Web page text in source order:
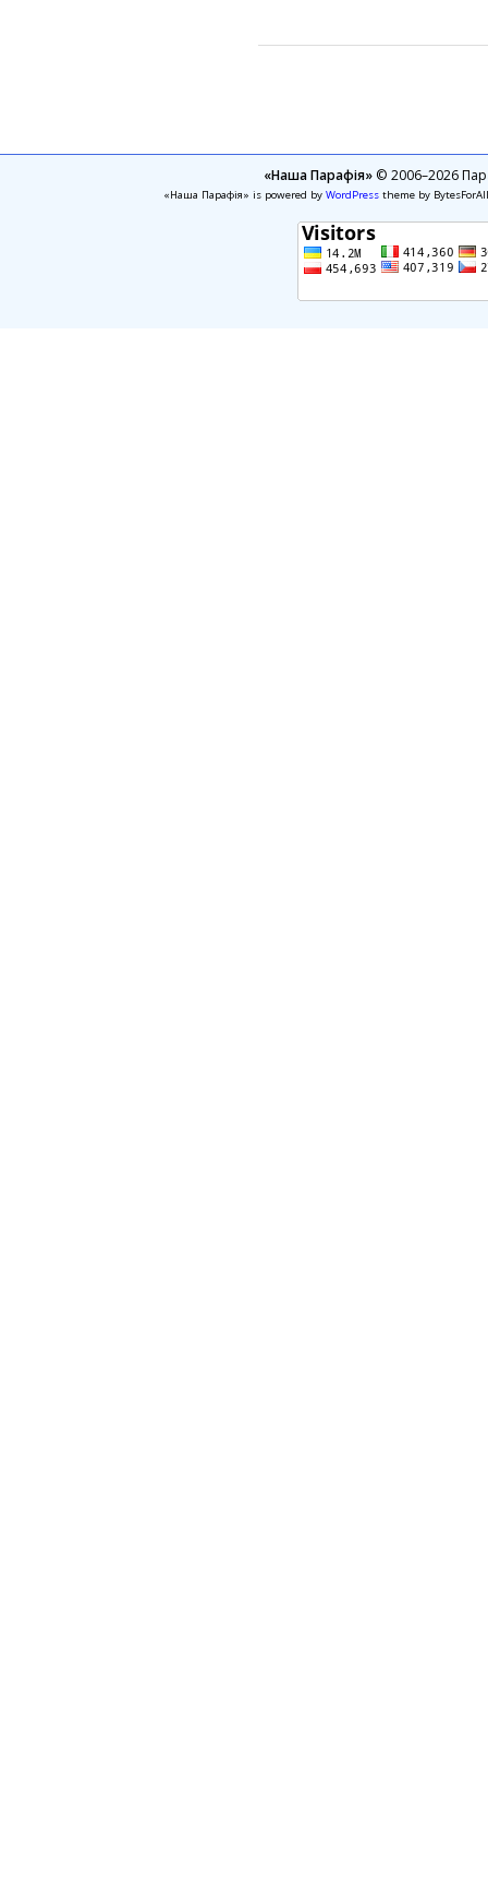
«Наша Парафія»© 2006–2026
«Наша Парафія» is powered by WordPresstheme by